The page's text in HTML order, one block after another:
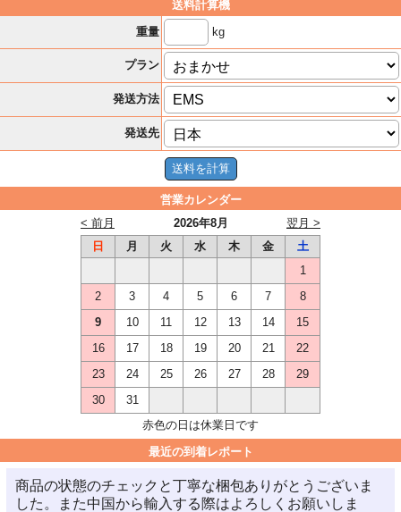
送料計算機
重量
kg
プラン
発送方法
発送先
営業カレンダー
2026年8月
< 前月
翌月 >
日
月 火 水 木 金
土
1
2
3 4 5 6 7
8
9
10 11 12 13 14
15
16
17 18 19 20 21
22
23
24 25 26 27 28
29
30
31
赤色の日は休業日です
最近の到着レポート
商品の状態のチェックと丁寧な梱包ありがとうございま
した。また中国から輸入する際はよろしくお願いしま